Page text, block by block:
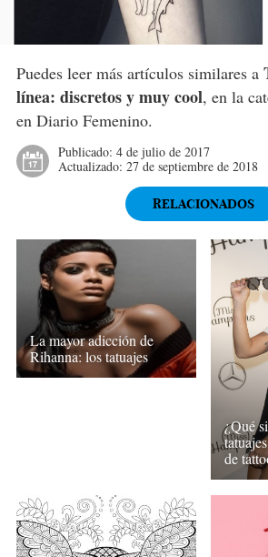
Puedes leer más artículos similares a
línea: discretos y muy cool, en la
en Diario Femenino.
Publicado: 4 de julio de 2017
Actualizado: 27 de septiembre de 2018
RELACIONADOS
La mayor adicción de
Rihanna: los tatuajes
¿Qué
de